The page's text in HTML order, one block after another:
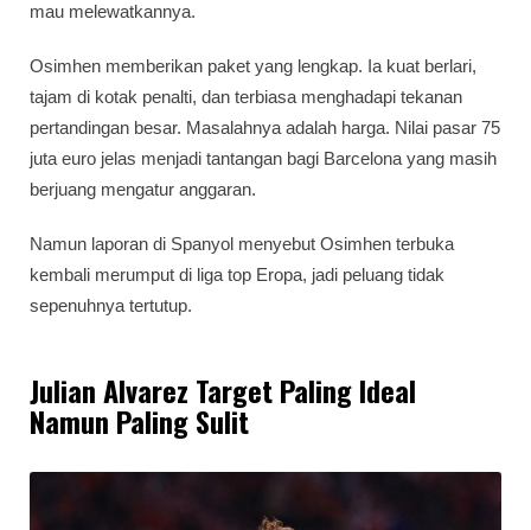
mau melewatkannya.
Osimhen memberikan paket yang lengkap. Ia kuat berlari,
tajam di kotak penalti, dan terbiasa menghadapi tekanan
pertandingan besar. Masalahnya adalah harga. Nilai pasar 75
juta euro jelas menjadi tantangan bagi Barcelona yang masih
berjuang mengatur anggaran.
Namun laporan di Spanyol menyebut Osimhen terbuka
kembali merumput di liga top Eropa, jadi peluang tidak
sepenuhnya tertutup.
Julian Alvarez Target Paling Ideal
Namun Paling Sulit